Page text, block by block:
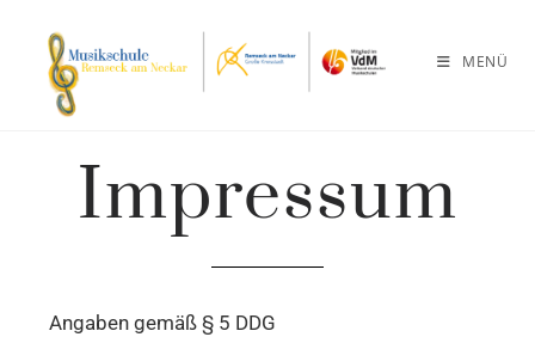
MENÜ
Impressum
Angaben gemäß § 5 DDG